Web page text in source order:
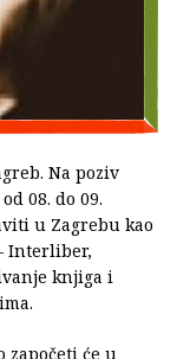
Na poziv
08. do 09.
u Zagrebu kao
Interliber,
knjiga i
započeti će u